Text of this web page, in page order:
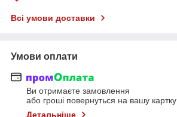
Всі умови доставки
Умови оплати
Ви отримаєте замовлення
або гроші повернуться на вашу картку
Детальніше